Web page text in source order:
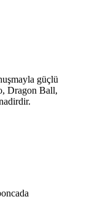
güçlü
Dragon Ball,